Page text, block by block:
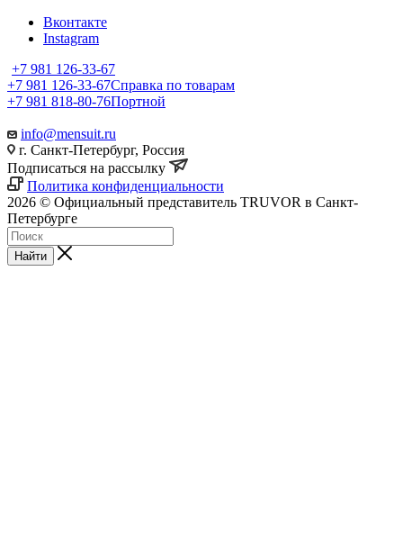
Вконтакте
Instagram
+7 981 126-33-67
+7 981 126-33-67Справка по товарам
+7 981 818-80-76Портной
info@mensuit.ru
г. Санкт-Петербург, Россия
Подписаться на рассылку
Политика конфиденциальности
2026 © Официальный представитель TRUVOR в Санкт-
Петербурге
Найти